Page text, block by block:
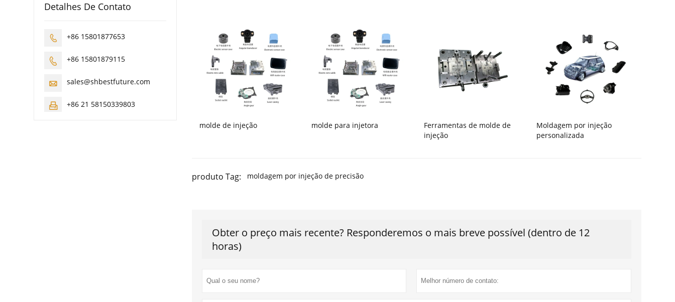
molde de injeção molde para injetora
Ferramentas de molde de
injeção
Moldagem por injeção
personalizada
produto Tag: moldagem por injeção de precisão
Obter o preço mais recente? Responderemos o mais breve possível (dentro de 12
horas)
Detalhes De Contato
 +86 15801877653
 +86 15801879115
 sales@shbestfuture.com
 +86 21 58150339803